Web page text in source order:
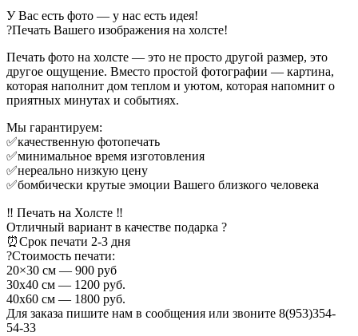
У Вас есть фото — у нас есть идея!
?Печать Вашего изображения на холсте!
Печать фото на холсте — это не просто другой размер, это
другое ощущение. Вместо простой фотографии — картина,
которая наполнит дом теплом и уютом, которая напомнит о
приятных минутах и событиях.
Мы гарантируем:
✅качественную фотопечать
✅минимальное время изготовления
✅нереально низкую цену
✅бомбически крутые эмоции Вашего близкого человека
‼ Печать на Холсте ‼⠀
Отличный вариант в качестве подарка ?
⏰Срок печати 2-3 дня
?Стоимость печати:
20×30 см — 900 руб
30х40 см — 1200 руб.
40х60 см — 1800 руб.
Для заказа пишите нам в сообщения или звоните 8(953)354-
54-33